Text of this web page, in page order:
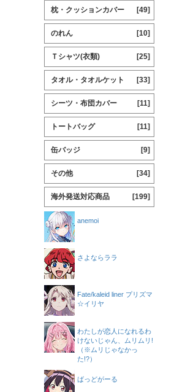
枕・クッションカバー [49]
のれん [10]
Ｔシャツ(衣類) [25]
タオル・タオルケット [33]
シーツ・布団カバー [11]
トートバッグ [11]
缶バッジ [9]
その他 [34]
海外発送対応商品 [199]
anemoi
さよならララ
Fate/kaleid liner プリズマ
☆イリヤ
わたしが恋人になれるわ
けないじゃん、ムリムリ!
（※ムリじゃなかっ
た!?）
ばっどがーる